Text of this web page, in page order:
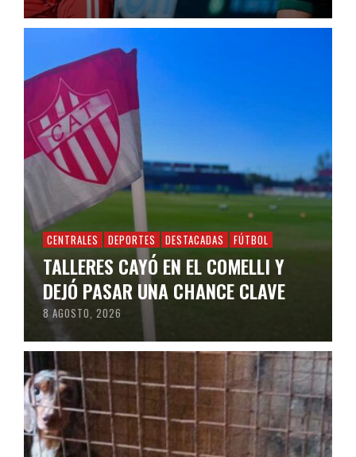
CENTRALES DEPORTES DESTACADAS FÚTBOL
TALLERES CAYÓ EN EL COMELLI Y
DEJÓ PASAR UNA CHANCE CLAVE
8 AGOSTO, 2026